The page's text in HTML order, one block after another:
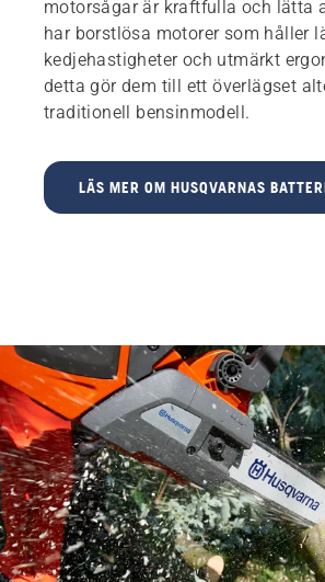
motorsågar är kraftfulla och lätta
har borstlösa motorer som håller
kedjehastigheter och utmärkt
detta gör dem till ett överlägset
traditionell bensinmodell.
LÄS MER OM HUSQVARNAS